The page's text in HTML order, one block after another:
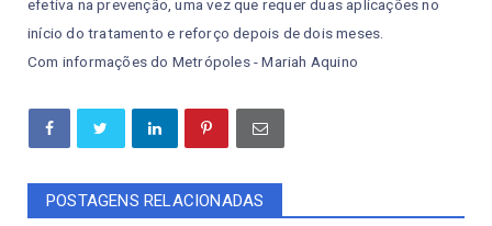
efetiva na prevenção, uma vez que requer duas aplicações no
início do tratamento e reforço depois de dois meses.
Com informações do Metrópoles - Mariah Aquino
POSTAGENS RELACIONADAS